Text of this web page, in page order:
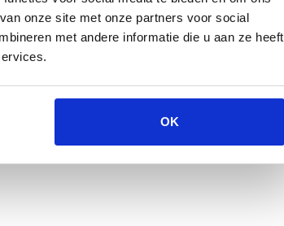
onze site met onze partners voor social
met andere informatie die u aan ze heeft
OK